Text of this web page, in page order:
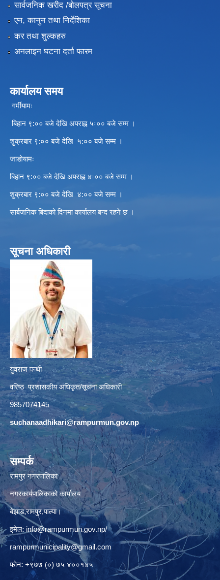
सार्वजनिक खरीद /बोलपत्र सूचना
एन, कानुन तथा निर्देशिका
कर तथा शुल्कहरु
अनलाइन घटना दर्ता फारम
कार्यालय समय
गर्मीयामः
बिहान ९:०० बजे देखि अपराह्न ५ः०० बजे सम्म ।
शुक्रबार ९:०० बजे देखि ५:०० बजे सम्म ।
जाडोयामः
बिहान ९:०० बजे देखि अपराह्न ४ः०० बजे सम्म ।
शुक्रबार ९:०० बजे देखि ४:०० बजे सम्म ।
सार्बजनिक बिदाको दिनमा कार्यालय बन्द रहने छ ।
सूचना अधिकारी
युवराज पन्थी
वरिष्ठ प्रशासकीय अधिकृत/सूचना अधिकारी
9857074145
suchanaadhikari@rampurmun.gov.np
सम्पर्क
रामपुर नगरपालिका
नगरकार्यपालिकाको कार्यालय
बेझाड,रामपुर,पाल्पा।
इमेल: info@rampurmun.gov.np/
rampurmunicipality@gmail.com
फोन: +९७७ (०) ७५ ४००१४५